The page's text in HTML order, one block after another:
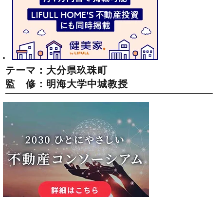
テーマ：大分県玖珠町
監 修：明海大学中城教授